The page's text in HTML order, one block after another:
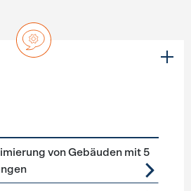
Beratung
von Gebäuden mit 5